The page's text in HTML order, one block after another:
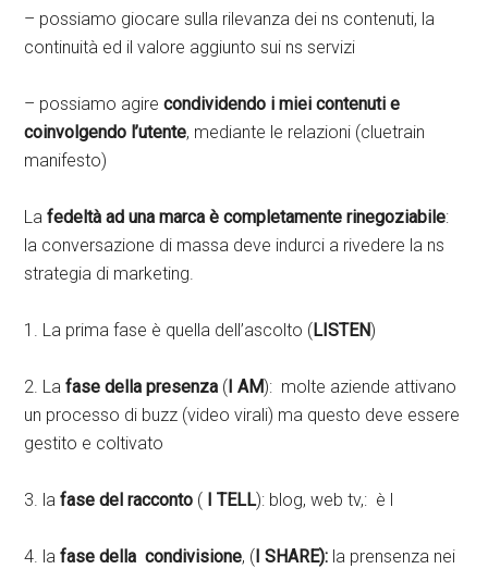
– possiamo giocare sulla rilevanza dei ns contenuti, la
continuità ed il valore aggiunto sui ns servizi
– possiamo agirecondividendo i miei contenuti e
coinvolgendo l’utente, mediante le relazioni (cluetrain
manifesto)
Lafedeltà ad una marca è completamente rinegoziabile:
la conversazione di massa deve indurci a rivedere la ns
strategia di marketing.
1. La prima fase è quella dell’ascolto ( LISTEN)
2. Lafase della presenza ( I AM): molte aziende attivano
un processo di buzz (video virali) ma questo deve essere
gestito e coltivato
3. lafase del racconto ( I TELL): blog, web tv,: è l
4. lafase della condivisione, ( I SHARE): la prensenza nei